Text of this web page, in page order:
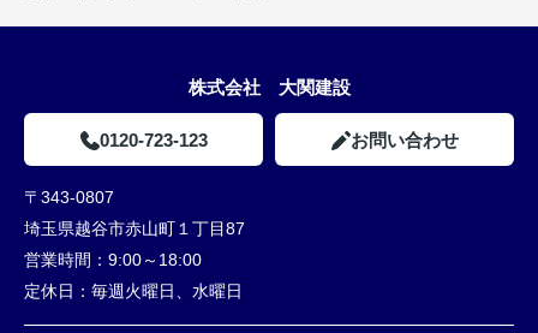
株式会社 大関建設
0120-723-123 お問い合わせ
〒343-0807
埼玉県越谷市赤山町１丁目87
営業時間： 9:00～18:00
定休日： 毎週火曜日、水曜日